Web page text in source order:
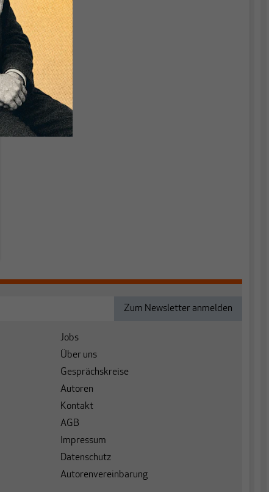
Weltwirtschaft
Jobs
Über uns
Gesprächskreise
Autoren
Kontakt
AGB
Impressum
Datenschutz
Autorenvereinbarung